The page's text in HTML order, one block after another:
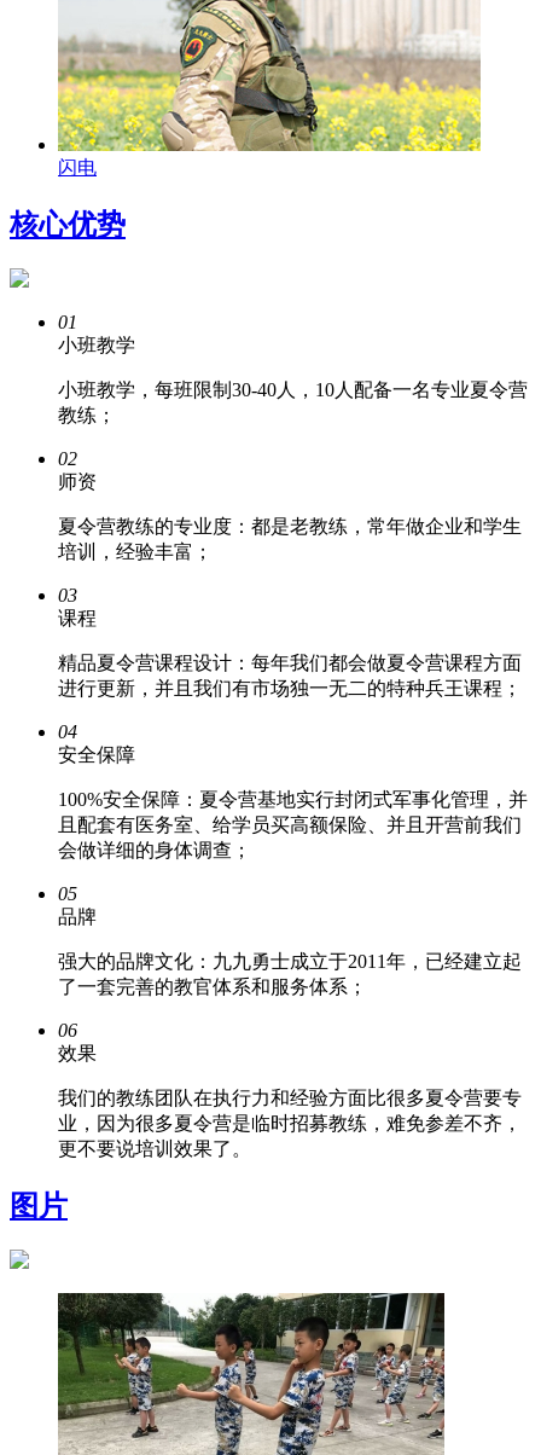
闪电
核心优势
01
小班教学
小班教学，每班限制30-40人，10人配备一名专业夏令营
教练；
02
师资
夏令营教练的专业度：都是老教练，常年做企业和学生
培训，经验丰富；
03
课程
精品夏令营课程设计：每年我们都会做夏令营课程方面
进行更新，并且我们有市场独一无二的特种兵王课程；
04
安全保障
100%安全保障：夏令营基地实行封闭式军事化管理，并
且配套有医务室、给学员买高额保险、并且开营前我们
会做详细的身体调查；
05
品牌
强大的品牌文化：九九勇士成立于2011年，已经建立起
了一套完善的教官体系和服务体系；
06
效果
我们的教练团队在执行力和经验方面比很多夏令营要专
业，因为很多夏令营是临时招募教练，难免参差不齐，
更不要说培训效果了。
图片